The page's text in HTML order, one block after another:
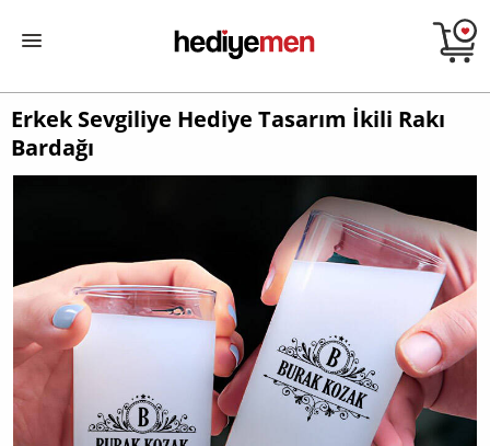
Erkek Sevgiliye Hediye Tasarım İkili Rakı
Bardağı